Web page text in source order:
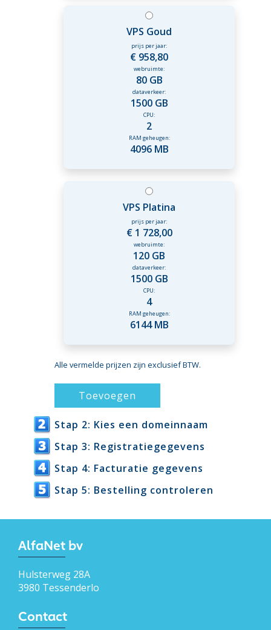
VPS Goud
prijs per jaar:
€ 958,80
webruimte:
80 GB
dataverkeer:
1500 GB
CPU:
2
RAM geheugen:
4096 MB
VPS Platina
prijs per jaar:
€ 1 728,00
webruimte:
120 GB
dataverkeer:
1500 GB
CPU:
4
RAM geheugen:
6144 MB
Alle vermelde prijzen zijn exclusief BTW.
Stap 2: Kies een domeinnaam
Stap 3: Registratiegegevens
Stap 4: Facturatie gegevens
Stap 5: Bestelling controleren
AlfaNet bv
Hulsterweg 28A
3980 Tessenderlo
Contact